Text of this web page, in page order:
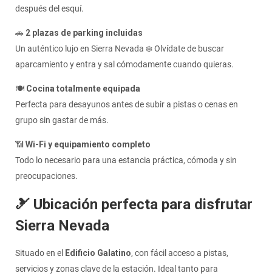
después del esquí.
🚗 2 plazas de parking incluidas
Un auténtico lujo en Sierra Nevada ❄️ Olvídate de buscar
aparcamiento y entra y sal cómodamente cuando quieras.
🍽️ Cocina totalmente equipada
Perfecta para desayunos antes de subir a pistas o cenas en
grupo sin gastar de más.
📶 Wi-Fi y equipamiento completo
Todo lo necesario para una estancia práctica, cómoda y sin
preocupaciones.
🎿 Ubicación perfecta para disfrutar
Sierra Nevada
Situado en el Edificio Galatino, con fácil acceso a pistas,
servicios y zonas clave de la estación. Ideal tanto para